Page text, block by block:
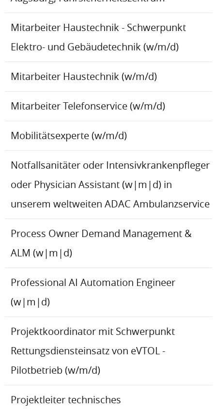
Mitarbeiter Haustechnik - Schwerpunkt
Elektro- und Gebäudetechnik (w/m/d)
Mitarbeiter Haustechnik (w/m/d)
Mitarbeiter Telefonservice (w/m/d)
Mobilitätsexperte (w/m/d)
Notfallsanitäter oder Intensivkrankenpfleger
oder Physician Assistant (w|m|d) in
unserem weltweiten ADAC Ambulanzservice
Process Owner Demand Management &
ALM (w|m|d)
Professional AI Automation Engineer
(w|m|d)
Projektkoordinator mit Schwerpunkt
Rettungsdiensteinsatz von eVTOL -
Pilotbetrieb (w/m/d)
Projektleiter technisches